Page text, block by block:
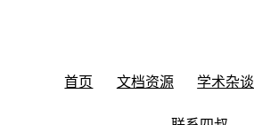
首页 文档资源 学术杂谈